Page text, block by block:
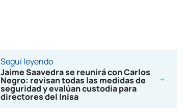
Seguí leyendo
Jaime Saavedra se reunirá con Carlos
Negro: revisan todas las medidas de
seguridad y evalúan custodia para
directores del Inisa